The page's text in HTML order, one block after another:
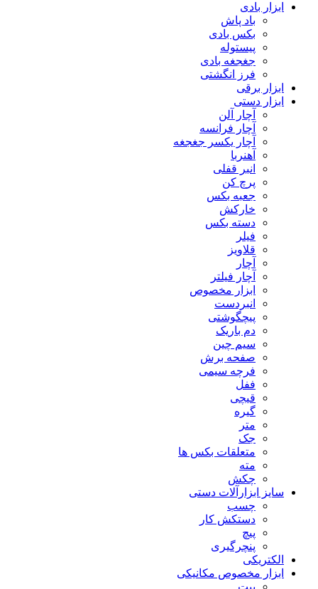
ابزار بادی
باد پاش
بکس بادی
پیستوله
جغجغه بادی
فرز انگشتی
ابزار برقی
ابزار دستی
آچار آلن
آچار فرانسه
آچار یکسر جغجغه
آهنربا
انبر قفلی
پرچ کن
جعبه بکس
خارکش
دسته بکس
فیلر
قلاویز
آچار
آچار فیلتر
ابزار مخصوص
انبردست
پیچگوشتی
دم باریک
سیم چین
صفحه برش
فرچه سیمی
ففل
قیچی
گیره
متر
جک
متعلقات بکس ها
مته
چکش
سایز ابزارآلات دستی
چسب
دستکش کار
پیچ
پنچرگیری
الکتریکی
ابزار مخصوص مکانیکی